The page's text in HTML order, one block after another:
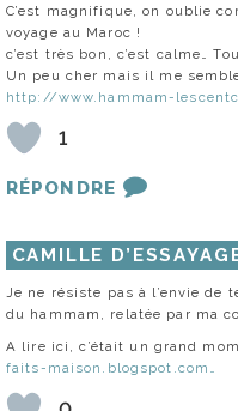
C’est magnifique, on oublie
voyage au Maroc !
c’est très bon, c’est calme…
Un peu cher mais il me
http://www.hammam-
1
RÉPONDRE
CAMILLE
Je ne résiste pas à l’envie de
du hammam, relatée par ma
A lire ici, c’était un grand
faits-maison.blogspot.com…